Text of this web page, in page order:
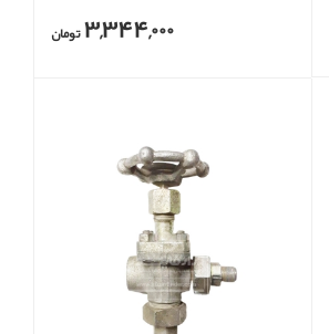
3,344,000تومان